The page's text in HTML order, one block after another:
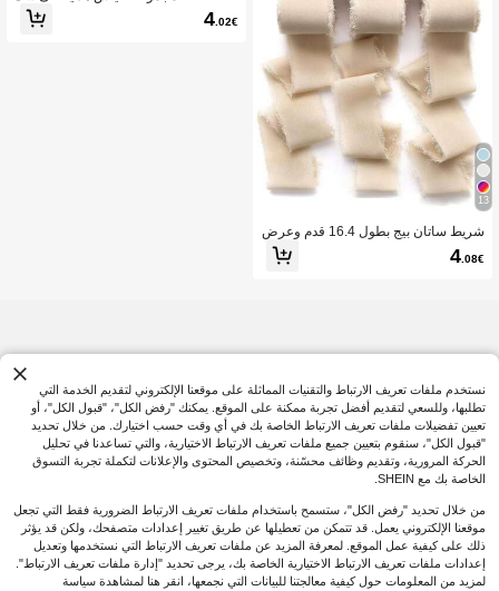
13
شريط ساتان بيج بطول 16.4 قدم وعرض
1.5 بوصة، شريط شيفون للكريسماس، م
جموعة أشرطة هدايا ، مناسب لديكور الز
4.08€
ل مخروط براقة ملونة ABC 123 ونجوم ك
ونفيتي للطاولة، ديكور حفلة اليوم الأول ل
4.02€
نستخدم ملفات تعريف الارتباط والتقنيات المماثلة على موقعنا الإلكتروني لتقديم الخدمة التي
تطلبها، وللسعي لتقديم أفضل تجربة ممكنة على الموقع. يمكنك "رفض الكل"، "قبول الكل"، أو
تعيين تفضيلات ملفات تعريف الارتباط الخاصة بك في أي وقت حسب اختيارك. من خلال تحديد
"قبول الكل"، سنقوم بتعيين جميع ملفات تعريف الارتباط الاختيارية، والتي تساعدنا في تحليل
الحركة المرورية، وتقديم وظائف محسّنة، وتخصيص المحتوى والإعلانات لتكملة تجربة التسوق
الخاصة بك مع SHEIN.
من خلال تحديد "رفض الكل"، ستسمح باستخدام ملفات تعريف الارتباط الضرورية فقط التي تجعل
موقعنا الإلكتروني يعمل. قد تتمكن من تعطيلها عن طريق تغيير إعدادات متصفحك، ولكن قد يؤثر
ذلك على كيفية عمل الموقع. لمعرفة المزيد عن ملفات تعريف الارتباط التي نستخدمها وتعديل
إعدادات ملفات تعريف الارتباط الاختيارية الخاصة بك، يرجى تحديد "إدارة ملفات تعريف الارتباط".
لمزيد من المعلومات حول كيفية معالجتنا للبيانات التي نجمعها، انقر هنا لمشاهدة سياسة